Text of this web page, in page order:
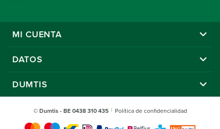
MI CUENTA
DATOS
DUMTIS
© Dumtis- BE 0438 310 435 Política de confidencialidad